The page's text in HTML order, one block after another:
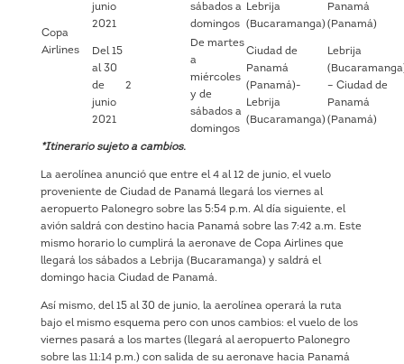
Copa
Airlines
junio
2021
sábados a
domingos
Lebrija
(Bucaramanga)
Panamá
(Panamá)
Del 15
al 30
de
junio
2021
2
De martes
a
miércoles
y de
sábados a
domingos
Ciudad de
Panamá
(Panamá)-
Lebrija
(Bucaramanga)
Lebrija
– Ciudad de
Panamá
(Panamá)
*Itinerario sujeto a cambios.
La aerolínea anunció que entre el 4 al 12 de junio, el vuelo
proveniente de Ciudad de Panamá llegará los viernes al
aeropuerto Palonegro sobre las 5:54 p.m. Al día siguiente, el
avión saldrá con destino hacia Panamá sobre las 7:42 a.m. Este
mismo horario lo cumplirá la aeronave de Copa Airlines que
llegará los sábados a Lebrija (Bucaramanga) y saldrá el
domingo hacia Ciudad de Panamá.
Así mismo, del 15 al 30 de junio, la aerolínea operará la ruta
bajo el mismo esquema pero con unos cambios: el vuelo de los
viernes pasará a los martes (llegará al aeropuerto Palonegro
sobre las 11:14 p.m.) con salida de su aeronave hacia Panamá